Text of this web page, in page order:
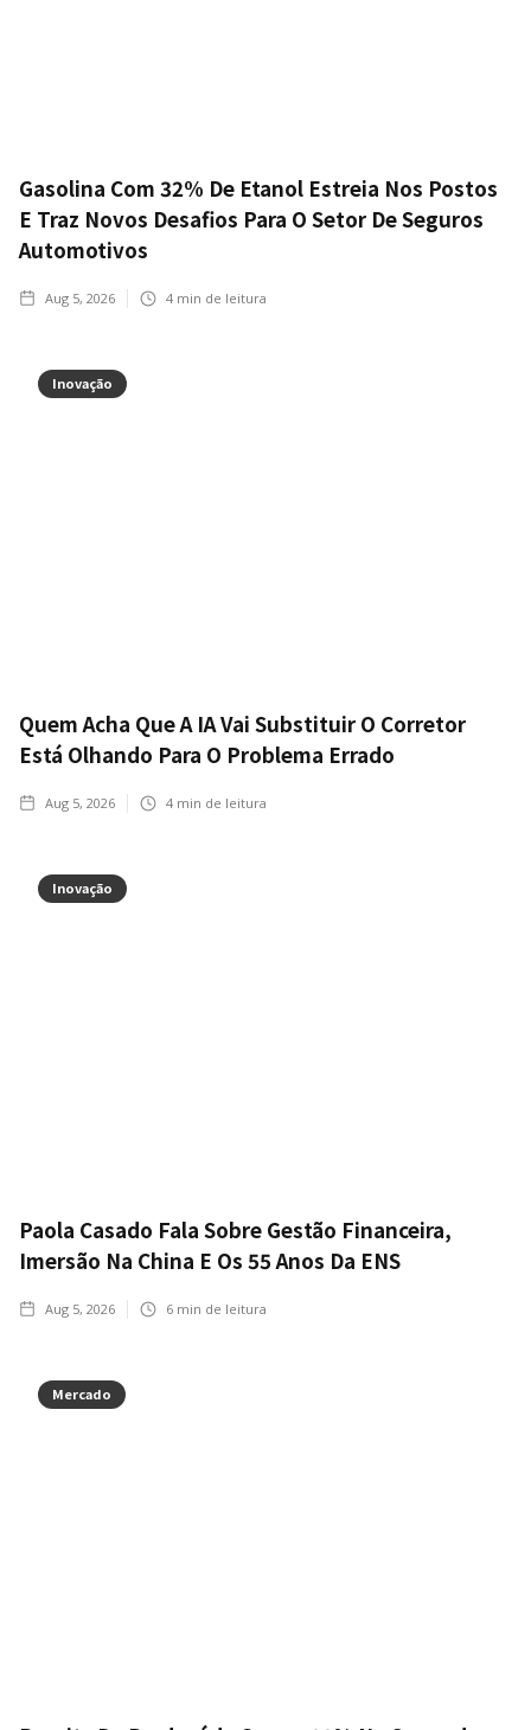
Gasolina Com 32% De Etanol Estreia Nos Postos
E Traz Novos Desafios Para O Setor De Seguros
Automotivos
Aug 5, 2026 4 min de leitura
Inovação
Quem Acha Que A IA Vai Substituir O Corretor
Está Olhando Para O Problema Errado
Aug 5, 2026 4 min de leitura
Inovação
Paola Casado Fala Sobre Gestão Financeira,
Imersão Na China E Os 55 Anos Da ENS
Aug 5, 2026 6 min de leitura
Mercado